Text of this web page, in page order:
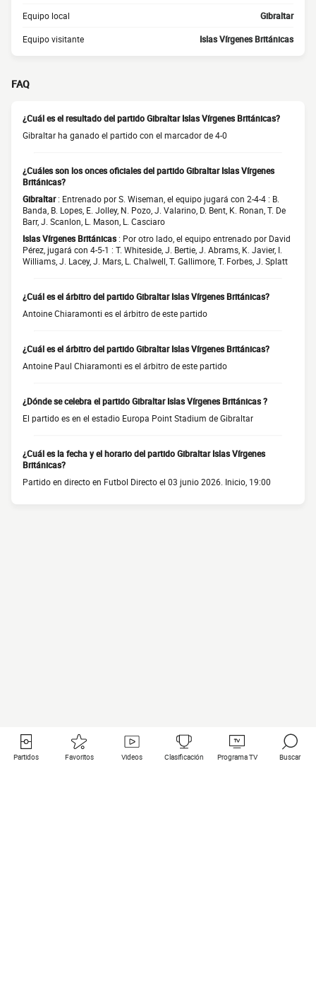
Equipo local Gibraltar
Equipo visitante Islas Vírgenes Británicas
FAQ
¿Cuál es el resultado del partido Gibraltar Islas Vírgenes Británicas?
Gibraltar ha ganado el partido con el marcador de 4-0
¿Cuáles son los onces oficiales del partido Gibraltar Islas Vírgenes
Británicas?
Gibraltar: Entrenado por S. Wiseman, el equipo jugará con 2-4-4 : B.
Banda, B. Lopes, E. Jolley, N. Pozo, J. Valarino, D. Bent, K. Ronan, T. De
Barr, J. Scanlon, L. Mason, L. Casciaro
Islas Vírgenes Británicas: Por otro lado, el equipo entrenado por David
Pérez, jugará con 4-5-1 : T. Whiteside, J. Bertie, J. Abrams, K. Javier, I.
Williams, J. Lacey, J. Mars, L. Chalwell, T. Gallimore, T. Forbes, J. Splatt
¿Cuál es el árbitro del partido Gibraltar Islas Vírgenes Británicas?
Antoine Chiaramonti es el árbitro de este partido
¿Cuál es el árbitro del partido Gibraltar Islas Vírgenes Británicas?
Antoine Paul Chiaramonti es el árbitro de este partido
¿Dónde se celebra el partido Gibraltar Islas Vírgenes Británicas ?
El partido es en el estadio Europa Point Stadium de Gibraltar
¿Cuál es la fecha y el horario del partido Gibraltar Islas Vírgenes
Británicas?
Partido en directo en Futbol Directo el 03 junio 2026. Inicio, 19:00
Partidos Favoritos Videos Clasificación Programa TV Buscar